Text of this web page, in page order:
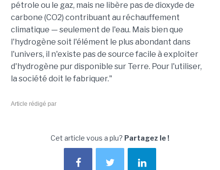
pétrole ou le gaz, mais ne libère pas de dioxyde de
carbone (CO2) contribuant au réchauffement
climatique — seulement de l'eau. Mais bien que
l'hydrogène soit l'élément le plus abondant dans
l'univers, il n'existe pas de source facile à exploiter
d'hydrogène pur disponible sur Terre. Pour l'utiliser,
la société doit le fabriquer."
Article rédigé par
Cet article vous a plu? Partagez le !